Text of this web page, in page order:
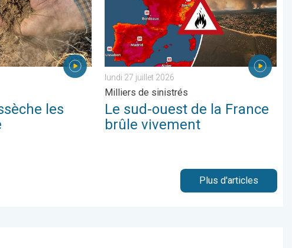
les
lundi 27 juillet 2026
Milliers de sinistrés
Le sud-ouest de la France
brûle vivement
Plus d'articles